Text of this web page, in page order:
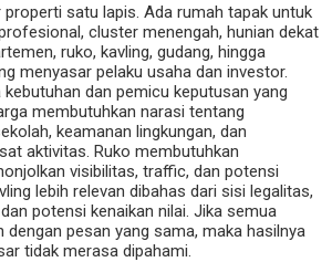
properti satu lapis. Ada rumah tapak untuk
cluster menengah, hunian dekat
ruko, kavling, gudang, hingga
menyasar pelaku usaha dan investor.
dan pemicu keputusan yang
membutuhkan narasi tentang
keamanan lingkungan, dan
aktivitas. Ruko membutuhkan
visibilitas, traffic, dan potensi
lebih relevan dibahas dari sisi legalitas,
potensi kenaikan nilai. Jika semua
pesan yang sama, maka hasilnya
tidak merasa dipahami.